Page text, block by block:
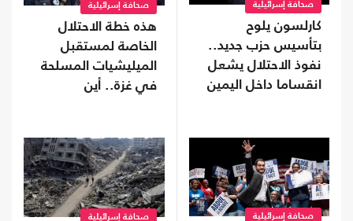
صحافة إسرائيلية
كارلسون يلوح
بتأسيس حزب جديد..
نفوذ الاحتلال يشعل
انقساما داخل اليمين
صحافة إسرائيلية
هذه خطة الاحتلال
الخاصة لمستقبل
الميليشيات المسلحة
في غزة.. أين
صحافة إسرائيلية صحافة إسرائيلية